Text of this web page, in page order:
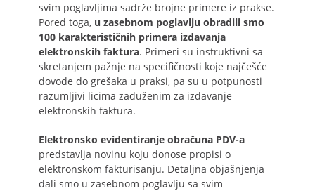
svim poglavljima sadrže brojne primere iz prakse.
Pored toga, u zasebnom poglavlju obradili smo
100 karakterističnih primera izdavanja
elektronskih faktura. Primeri su instruktivni sa
skretanjem pažnje na specifičnosti koje najčešće
dovode do grešaka u praksi, pa su u potpunosti
razumljivi licima zaduženim za izdavanje
elektronskih faktura.
Elektronsko evidentiranje obračuna PDV-a
predstavlja novinu koju donose propisi o
elektronskom fakturisanju. Detaljna objašnjenja
dali smo u zasebnom poglavlju sa svim